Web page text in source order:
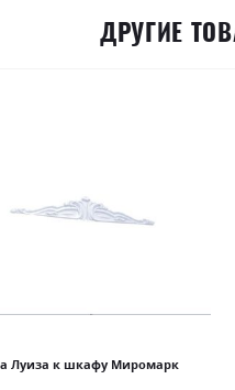
ДРУГИЕ
Луиза к шкафу Миромарк